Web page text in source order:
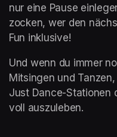
nur eine Pause
zocken, wer den
Fun inklusive!
Und wenn du immer
Mitsingen und
Just Dance-Stationen
voll auszuleben.